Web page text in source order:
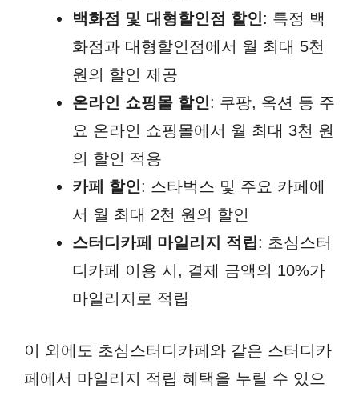
백화점 및 대형할인점 할인: 특정 백
화점과 대형할인점에서 월 최대 5천
원의 할인 제공
온라인 쇼핑몰 할인: 쿠팡, 옥션 등 주
요 온라인 쇼핑몰에서 월 최대 3천 원
의 할인 적용
카페 할인: 스타벅스 및 주요 카페에
서 월 최대 2천 원의 할인
스터디카페 마일리지 적립: 초심스터
디카페 이용 시, 결제 금액의 10%가
마일리지로 적립
이 외에도 초심스터디카페와 같은 스터디카
페에서 마일리지 적립 혜택을 누릴 수 있으